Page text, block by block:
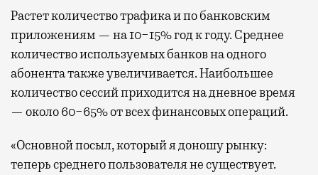
Растет количество трафика и по банковским
приложениям — на 10−15% год к году. Среднее
количество используемых банков на одного
абонента также увеличивается. Наибольшее
количество сессий приходится на дневное время
— около 60−65% от всех финансовых операций.
«Основной посыл, который я доношу рынку:
теперь среднего пользователя не существует.